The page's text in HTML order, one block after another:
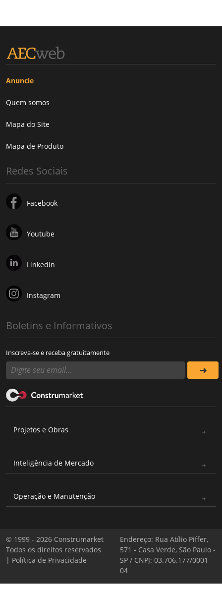
Anuncie
Quem somos
Mapa do Site
Mapa de Produto
Redes Sociais
Facebook
Youtube
Linkedin
Instagram
Boletins e Informativos
Inscreva-se e receba gratuitamente
Projetos e Obras
Inteligência de Mercado
Operação e Manutenção
© 1999 - 2026 Construmarket
Todos os direitos reservados
| Política de Privacidade
Endereço: Rua Atílio Piffer,
571 - Casa Verde, São Paulo -
SP / CNPJ: 03.706.177/0001-
04